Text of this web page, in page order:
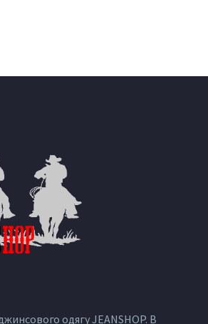
одягу JEANSHOP. В